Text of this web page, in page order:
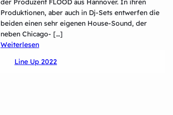
der Produzent FLOOD aus Hannover. In ihren
Produktionen, aber auch in Dj-Sets entwerfen die
beiden einen sehr eigenen House-Sound, der
neben Chicago- […]
Weiterlesen:
Hour
Line Up 2022